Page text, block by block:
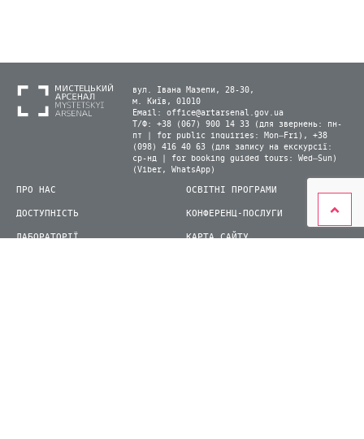
вул. Івана Мазепи, 28-30,
м. Київ, 01010
Email: office@artarsenal.gov.ua
Т/Ф: +38 (067) 900 14 33 (для звернень: пн-
пт | for public inquiries: Mon–Fri), +38
(098) 416 40 63 (для запису на екскурсії:
ср-нд | for booking guided tours: Wed–Sun)
(Viber, WhatsApp)
ПРО НАС
ДОСТУПНІСТЬ
ЛАБОРАТОРІЇ
ОСВІТНІ ПРОГРАМИ
КОНФЕРЕНЦ-ПОСЛУГИ
КАРТА САЙТУ